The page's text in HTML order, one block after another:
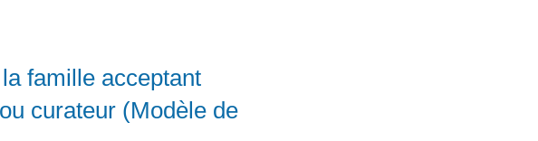
famille acceptant
curateur (Modèle de